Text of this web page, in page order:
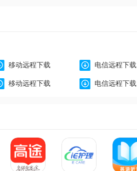
移动远程下载 电信远程下载
移动远程下载 电信远程下载